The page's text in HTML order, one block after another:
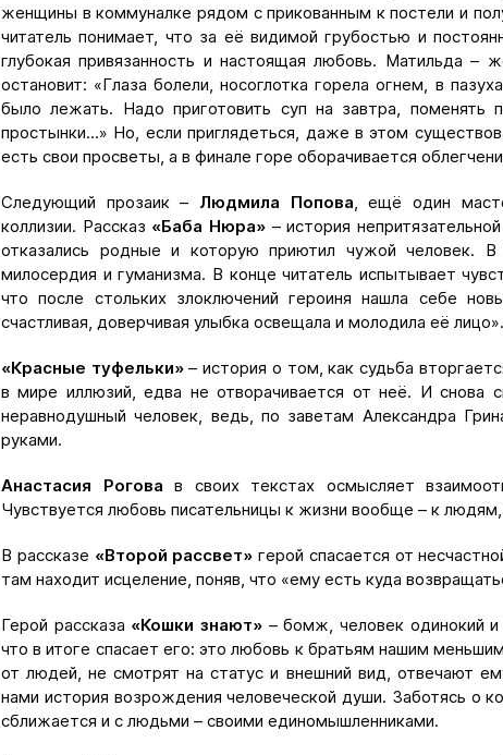
женщины в коммуналке рядом с прикованным к постели и
читатель понимает, что за её видимой грубостью и
глубокая привязанность и настоящая любовь. Матильда –
остановит: «Глаза болели, носоглотка горела огнем, в
было лежать. Надо приготовить суп на завтра, поменять
простынки...» Но, если приглядеться, даже в этом
есть свои просветы, а в финале горе оборачивается
Следующий прозаик – Людмила Попова, ещё один
коллизии. Рассказ «Баба Нюра»– история
отказались родные и которую приютил чужой человек.
милосердия и гуманизма. В конце читатель испытывает
что после стольких злоключений героиня нашла себе
счастливая, доверчивая улыбка освещала и молодила её лицо».
«Красные туфельки»– история о том, как судьба
в мире иллюзий, едва не отворачивается от неё. И снова
неравнодушный человек, ведь, по заветам Александра
руками.
Анастасия Рогова в своих текстах осмысляет
Чувствуется любовь писательницы к жизни вообще – к
В рассказе «Второй рассвет» герой спасается от
там находит исцеление, поняв, что «ему есть куда
Герой рассказа «Кошки знают» – бомж, человек одинокий
что в итоге спасает его: это любовь к братьям нашим
от людей, не смотрят на статус и внешний вид, отвечают
нами история возрождения человеческой души. Заботясь о
сближается и с людьми – своими единомышленниками.